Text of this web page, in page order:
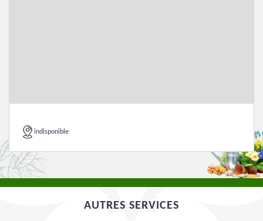
indisponible
AUTRES SERVICES